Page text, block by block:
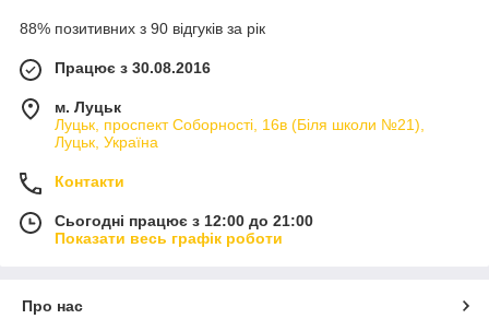
88% позитивних з 90 відгуків за рік
Працює з 30.08.2016
м. Луцьк
Луцьк, проспект Соборності, 16в (Біля школи №21),
Луцьк, Україна
Контакти
Сьогодні працює з 12:00 до 21:00
Показати весь графік роботи
Про нас